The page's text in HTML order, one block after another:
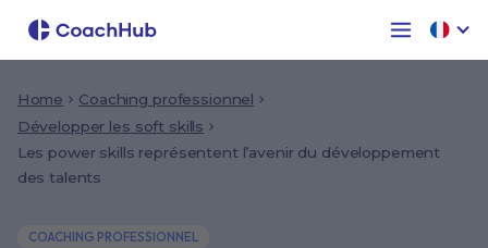
Home
Coaching professionnel
Développer les soft skills
Les power skills représentent l’avenir du développement
des talents
COACHING PROFESSIONNEL